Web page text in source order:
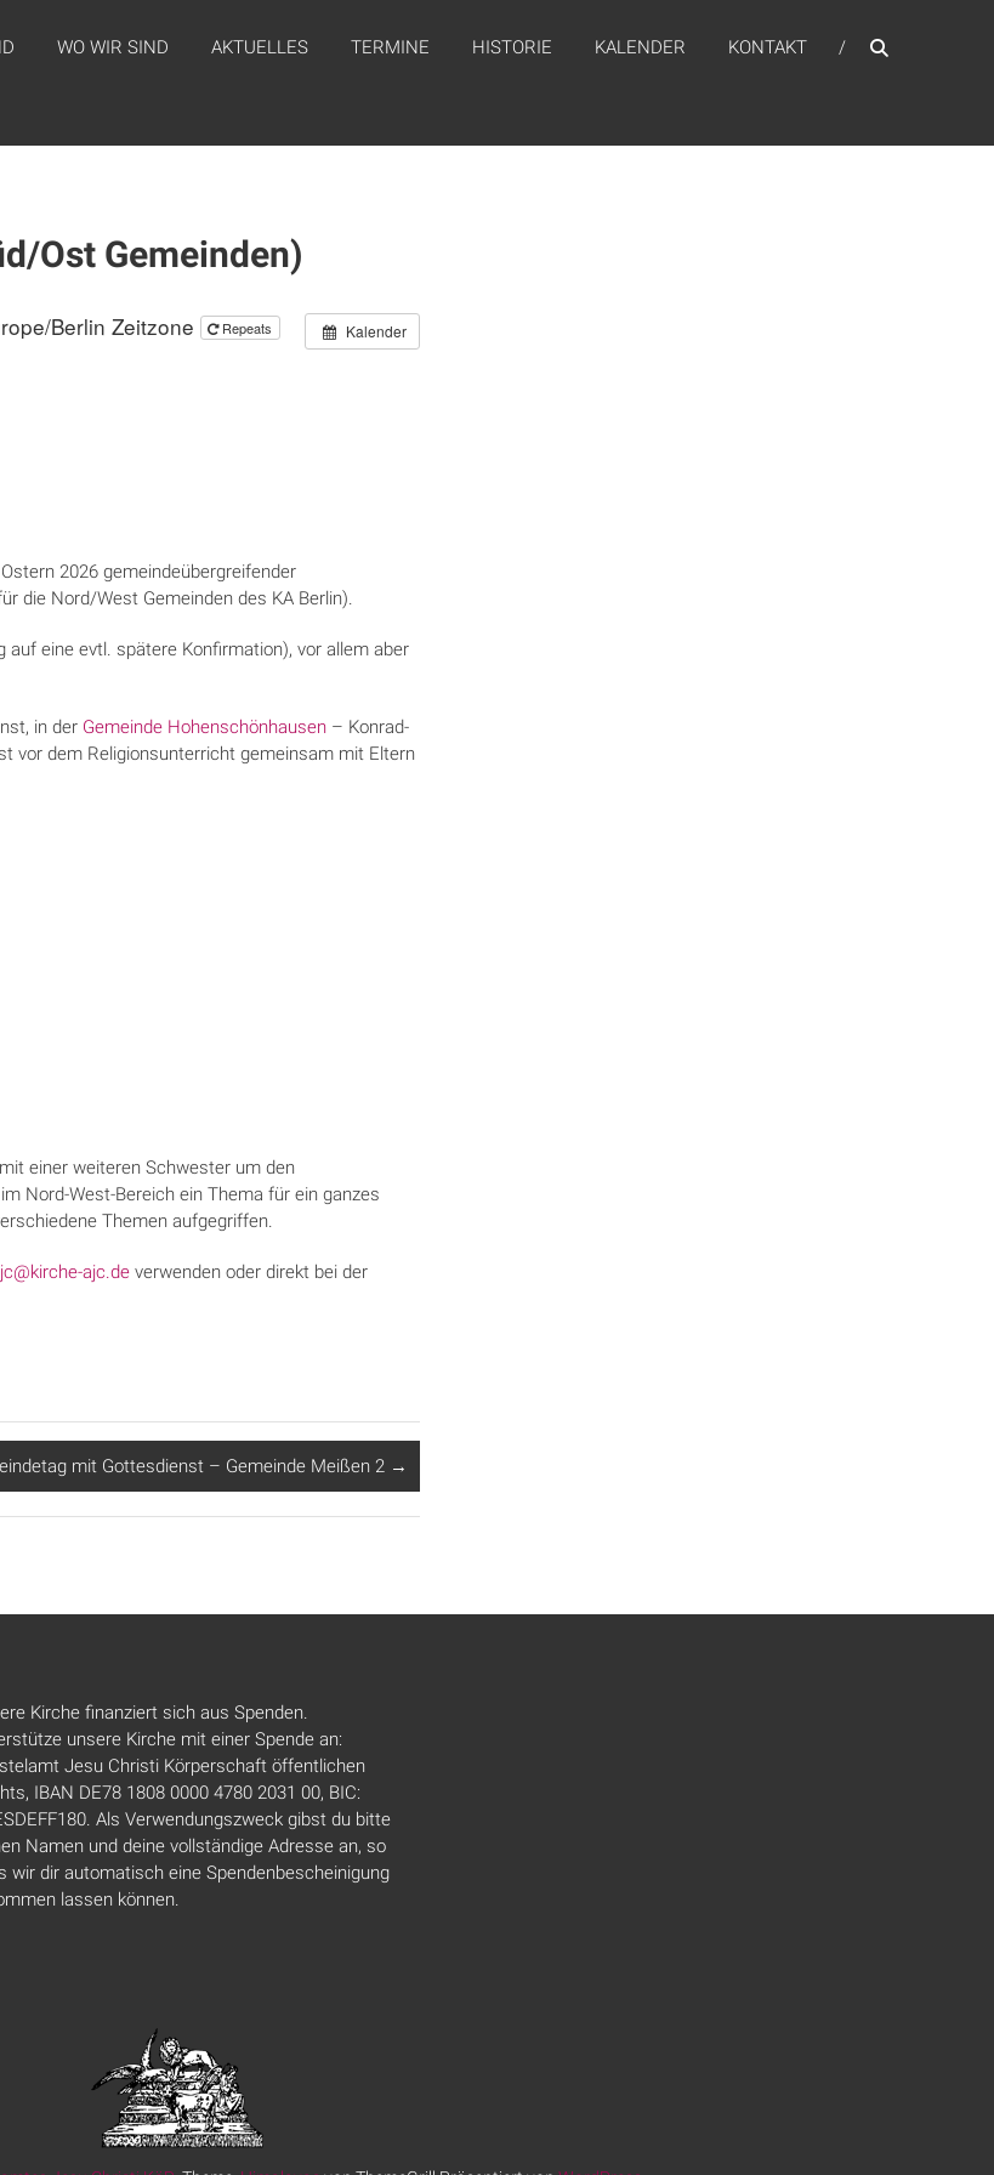
WO WIR SIND AKTUELLES TERMINE HISTORIE KALENDER KONTAKT
Ost Gemeinden)
Kalender
Berlin Zeitzone Repeats
2026 gemeindeübergreifender
die Nord/West Gemeinden des KA Berlin).
auf eine evtl. spätere Konfirmation), vor allem aber
in der Gemeinde Hohenschönhausen – Konrad-
vor dem Religionsunterricht gemeinsam mit Eltern
einer weiteren Schwester um den
Nord-West-Bereich ein Thema für ein ganzes
Themen aufgegriffen.
ajc.de verwenden oder direkt bei der
mit Gottesdienst – Gemeinde Meißen 2 →
Kirche finanziert sich aus Spenden.
unsere Kirche mit einer Spende an:
Jesu Christi Körperschaft öffentlichen
IBAN DE78 1808 0000 4780 2031 00, BIC:
Als Verwendungszweck gibst du bitte
Namen und deine vollständige Adresse an, so
wir dir automatisch eine Spendenbescheinigung
lassen können.